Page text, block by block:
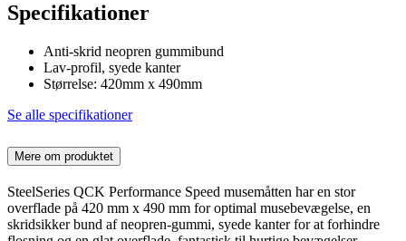
Specifikationer
Anti-skrid neopren gummibund
Lav-profil, syede kanter
Størrelse: 420mm x 490mm
Se alle specifikationer
Mere om produktet
SteelSeries QCK Performance Speed musemåtten har en stor
overflade på 420 mm x 490 mm for optimal musebevægelse, en
skridsikker bund af neopren-gummi, syede kanter for at forhindre